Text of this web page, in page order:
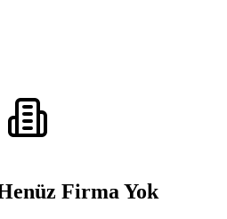
Firma Yok